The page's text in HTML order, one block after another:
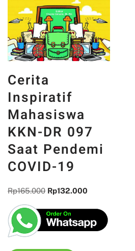
Cerita
Inspiratif
Mahasiswa
KKN-DR 097
Saat Pendemi
COVID-19
Rp165.000 Rp132.000